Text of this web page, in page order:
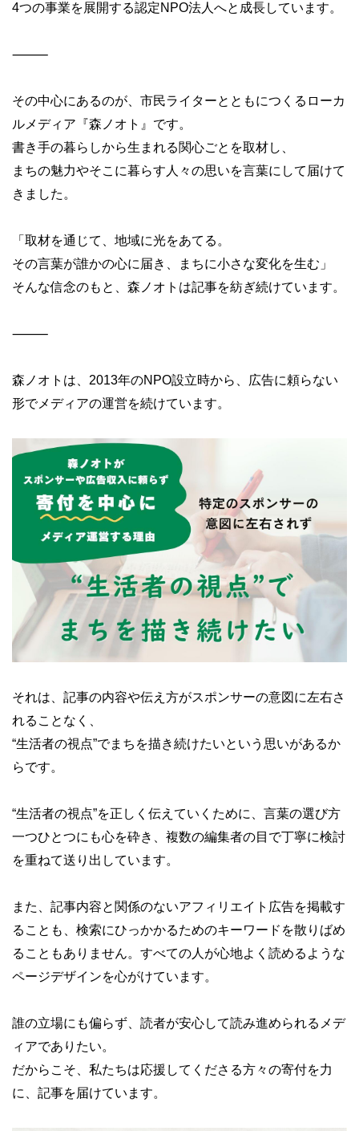
4つの事業を展開する認定NPO法人へと成長しています。
⸻
その中心にあるのが、市民ライターとともにつくるローカ
ルメディア『森ノオト』です。
書き手の暮らしから生まれる関心ごとを取材し、
まちの魅力やそこに暮らす人々の思いを言葉にして届けて
きました。
「取材を通じて、地域に光をあてる。
その言葉が誰かの心に届き、まちに小さな変化を生む」
そんな信念のもと、森ノオトは記事を紡ぎ続けています。
⸻
森ノオトは、2013年のNPO設立時から、広告に頼らない
形でメディアの運営を続けています。
それは、記事の内容や伝え方がスポンサーの意図に左右さ
れることなく、
“生活者の視点”でまちを描き続けたいという思いがあるか
らです。
“生活者の視点”を正しく伝えていくために、言葉の選び方
一つひとつにも心を砕き、複数の編集者の目で丁寧に検討
を重ねて送り出しています。
また、記事内容と関係のないアフィリエイト広告を掲載す
ることも、検索にひっかかるためのキーワードを散りばめ
ることもありません。すべての人が心地よく読めるような
ページデザインを心がけています。
誰の立場にも偏らず、読者が安心して読み進められるメデ
ィアでありたい。
だからこそ、私たちは応援してくださる方々の寄付を力
に、記事を届けています。